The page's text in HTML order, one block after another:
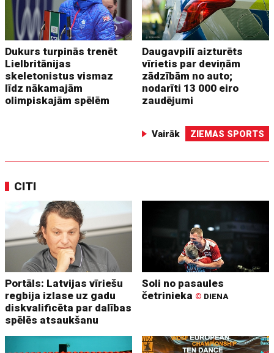
Dukurs turpinās trenēt
Lielbritānijas
skeletonistus vismaz
līdz nākamajām
olimpiskajām spēlēm
Daugavpilī aizturēts
vīrietis par deviņām
zādzībām no auto;
nodarīti 13 000 eiro
zaudējumi
Vairāk ZIEMAS SPORTS
CITI
Portāls: Latvijas vīriešu
regbija izlase uz gadu
diskvalificēta par dalības
spēlēs atsaukšanu
Soli no pasaules
četrinieka © DIENA